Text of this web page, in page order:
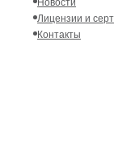
Новости
Лицензии и
Контакты